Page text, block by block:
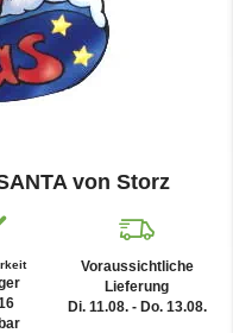
von Storz
Voraussichtliche
Lieferung
Di. 11.08. - Do. 13.08.